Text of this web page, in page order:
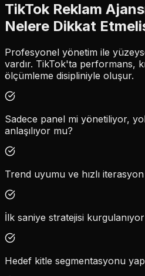
TikTok Reklam
Nelere Dikkat
Profesyonel yönetim ile
vardır. TikTok'ta performans,
ölçümleme disipliniyle oluşur.
Sadece panel mi yönetiliyor,
anlaşılıyor mu?
Trend uyumu ve hızlı
İlk saniye stratejisi
Hedef kitle segmentasyonu